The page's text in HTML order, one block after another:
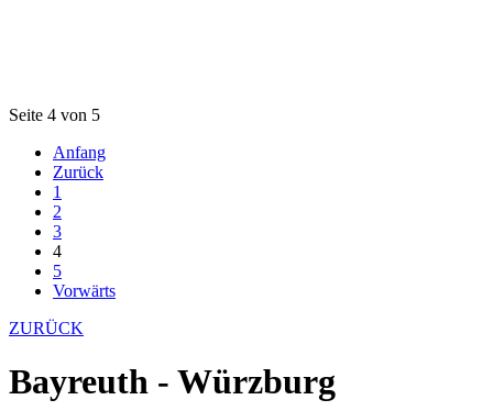
Seite 4 von 5
Anfang
Zurück
1
2
3
4
5
Vorwärts
ZURÜCK
Bayreuth - Würzburg